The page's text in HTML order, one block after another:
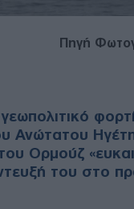
Πηγή
Ανώτατου
Ορμούζ
του στο